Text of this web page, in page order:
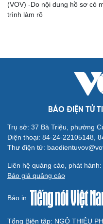
Cải chính
(VOV) -Do nội dung hồ sơ có
trình làm rõ
BÁO ĐIỆN TỬ
Trụ sở: 37 Bà Triệu, phường
Điện thoại: 84-24-22105148,
Thư điện tử:
Liên hệ quảng cáo, phát
Báo giá quảng cáo
Báo in
Tổng Biên tập: NGÔ THIỆU